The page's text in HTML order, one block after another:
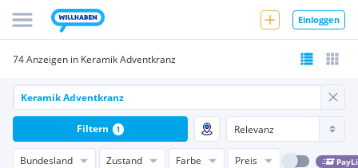
Einloggen
74 Anzeigen in Keramik Adventkranz
Bundesland Zustand Farbe Preis
Filtern 1